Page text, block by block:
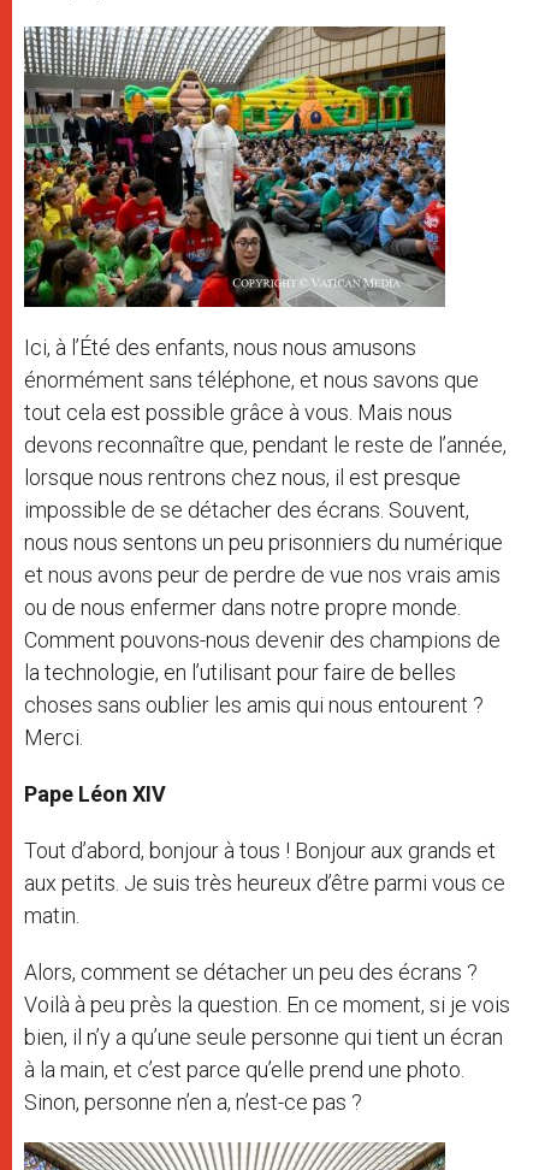
Ici, à l’Été des enfants, nous nous amusons
énormément sans téléphone, et nous savons que
tout cela est possible grâce à vous. Mais nous
devons reconnaître que, pendant le reste de l’année,
lorsque nous rentrons chez nous, il est presque
impossible de se détacher des écrans. Souvent,
nous nous sentons un peu prisonniers du numérique
et nous avons peur de perdre de vue nos vrais amis
ou de nous enfermer dans notre propre monde.
Comment pouvons-nous devenir des champions de
la technologie, en l’utilisant pour faire de belles
choses sans oublier les amis qui nous entourent ?
Merci.
Pape Léon XIV
Tout d’abord, bonjour à tous ! Bonjour aux grands et
aux petits. Je suis très heureux d’être parmi vous ce
matin.
Alors, comment se détacher un peu des écrans ?
Voilà à peu près la question. En ce moment, si je vois
bien, il n’y a qu’une seule personne qui tient un écran
à la main, et c’est parce qu’elle prend une photo.
Sinon, personne n’en a, n’est-ce pas ?